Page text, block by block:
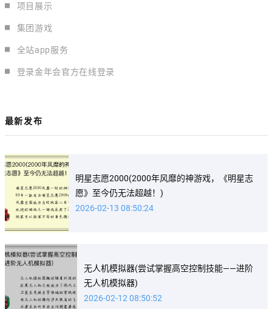
项目展示
集团游戏
全站app服务
登录金年会官方在线登录
最新发布
明星志愿2000(2000年风靡的神游戏，《明星志
愿》至今仍无法超越！)
2026-02-13 08:50:24
无人机模拟器(尝试掌握高空控制技能——进阶
无人机模拟器)
2026-02-12 08:50:52